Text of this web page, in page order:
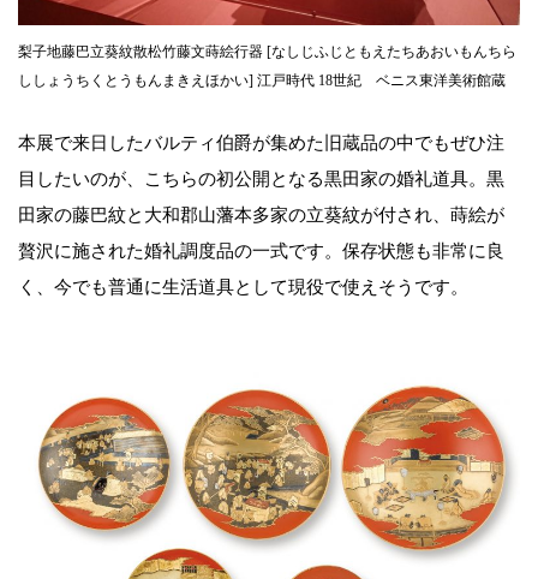
梨子地藤巴立葵紋散松竹藤文蒔絵行器 [なしじふじともえたちあおいもんちら
ししょうちくとうもんまきえほかい] 江戸時代 18世紀 ベニス東洋美術館蔵
本展で来日したバルティ伯爵が集めた旧蔵品の中でもぜひ注
目したいのが、こちらの初公開となる黒田家の婚礼道具。黒
田家の藤巴紋と大和郡山藩本多家の立葵紋が付され、蒔絵が
贅沢に施された婚礼調度品の一式です。保存状態も非常に良
く、今でも普通に生活道具として現役で使えそうです。